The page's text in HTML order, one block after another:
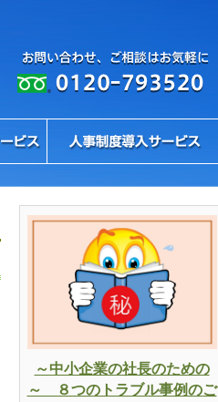
～中小企業の社長のための
～ ８つのトラブル事例のご